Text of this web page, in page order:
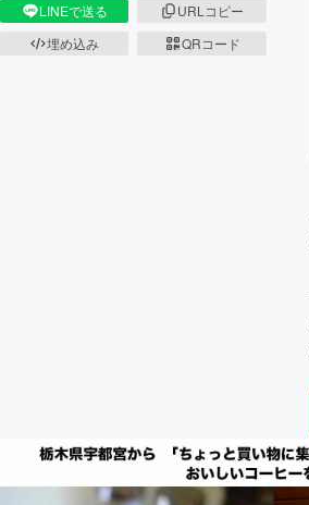
LINEで送る
URLコピー
埋め込み
QRコード